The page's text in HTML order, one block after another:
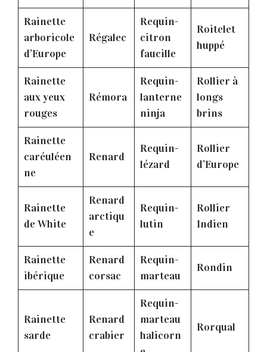
Rainette
arboricole
d’Europe
Régalec
Requin-
citron
faucille
Roitelet
huppé
Rainette
aux yeux
rouges
Rémora
Requin-
lanterne
ninja
Rollier à
longs
brins
Rainette
caréuléen
ne
Renard
Requin-
lézard
Rollier
d’Europe
Rainette
de White
Renard
arctiqu
e
Requin-
lutin
Rollier
Indien
Rainette
ibérique
Renard
corsac
Requin-
marteau
Rondin
Rainette
sarde
Renard
crabier
Requin-
marteau
halicorn
Rorqual